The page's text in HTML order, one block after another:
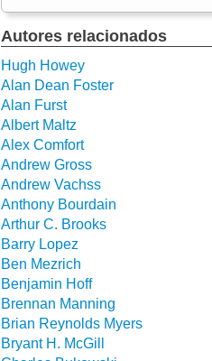
Autores relacionados
Hugh Howey
Alan Dean Foster
Alan Furst
Albert Maltz
Alex Comfort
Andrew Gross
Andrew Vachss
Anthony Bourdain
Arthur C. Brooks
Barry Lopez
Ben Mezrich
Benjamin Hoff
Brennan Manning
Brian Reynolds Myers
Bryant H. McGill